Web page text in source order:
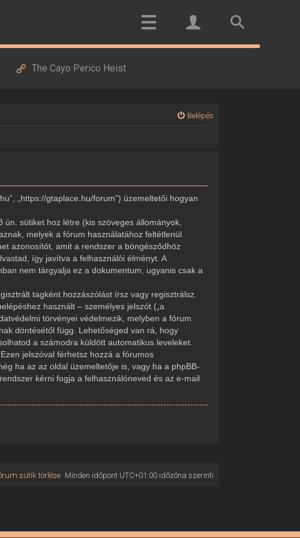
The Cayo Perico Heist
Belépés
„https://gtaplace.hu/forum”) üzemeltetői hogyan
sütiket hoz létre (kis szöveges állományok,
melyek a fórum használatához feltétlenül
azonosítót, amit a rendszer a böngésződhöz
így javítva a felhasználói élményt. A
nem tárgyalja ez a dokumentum, ugyanis csak a
tagként hozzászólást írsz vagy regisztrálsz.
használt – személyes jelszót („a
törvényei védelmezik, melyben a fórum
döntésétől függ. Lehetőséged van rá, hogy
a számodra küldött automatikus leveleket.
jelszóval férhetsz hozzá a fórumos
ha az az oldal üzemeltetője is, vagy ha a phpBB-
kérni fogja a felhasználóneved és az e-mail
Minden időpont UTC+01:00időzóna szerinti
sütik törlése